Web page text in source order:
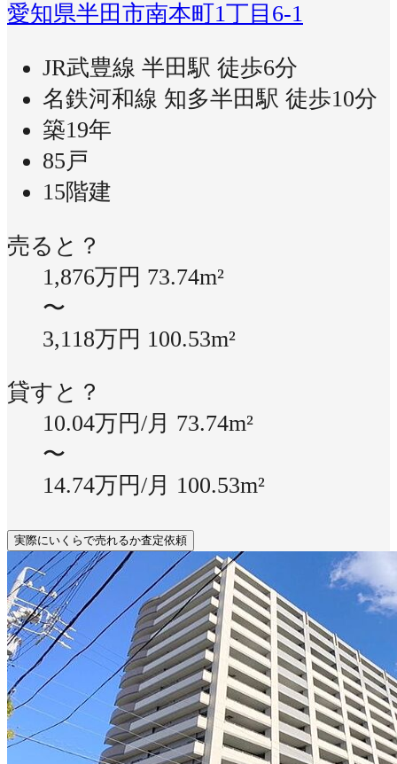
愛知県半田市南本町1丁目6-1
JR武豊線 半田駅 徒歩6分
名鉄河和線 知多半田駅 徒歩10分
築19年
85戸
15階建
売ると？
1,876万円 73.74m²
〜
3,118万円 100.53m²
貸すと？
10.04万円/月 73.74m²
〜
14.74万円/月 100.53m²
実際にいくらで売れるか査定依頼